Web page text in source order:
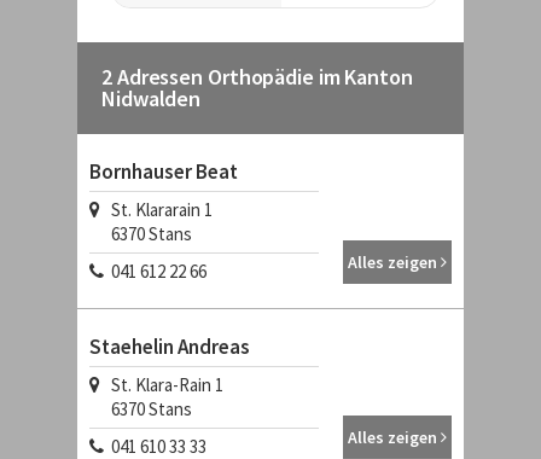
2 Adressen Orthopädie im Kanton
Nidwalden
Bornhauser Beat
St. Klararain 1
6370Stans
041 612 22 66
Alles zeigen
Staehelin Andreas
St. Klara-Rain 1
6370Stans
041 610 33 33
Alles zeigen